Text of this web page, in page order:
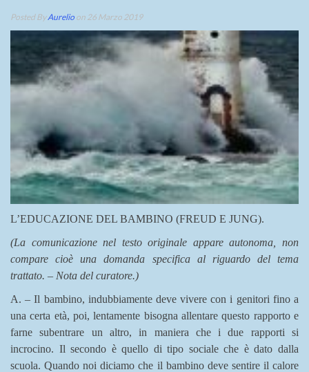
Posted ByAurelio on 26 Marzo 2019
L’EDUCAZIONE DEL BAMBINO (FREUD E JUNG).
(La comunicazione nel testo originale appare autonoma, non
compare cioè una domanda specifica al riguardo del tema
trattato. – Nota del curatore.)
A. – Il bambino, indubbiamente deve vivere con i genitori fino a
una certa età, poi, lentamente bisogna allentare questo rapporto e
farne subentrare un altro, in maniera che i due rapporti si
incrocino. Il secondo è quello di tipo sociale che è dato dalla
scuola. Quando noi diciamo che il bambino deve sentire il calore